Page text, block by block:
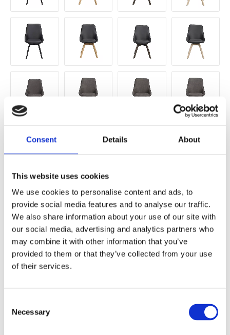
Consent Details About
This website uses cookies
We use cookies to personalise content and ads, to
provide social media features and to analyse our traffic.
We also share information about your use of our site with
our social media, advertising and analytics partners who
may combine it with other information that you’ve
provided to them or that they’ve collected from your use
of their services.
Selection
Necessary